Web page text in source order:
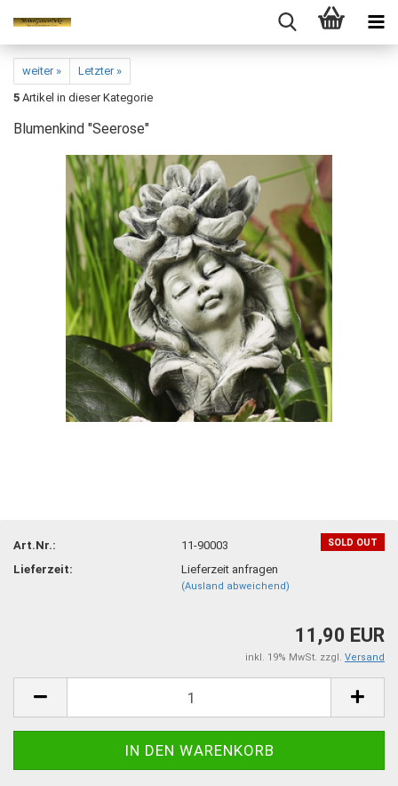
weiter »
Letzter »
5 Artikel in dieser Kategorie
Blumenkind "Seerose"
SOLD OUT
Art.Nr.:
11-90003
Lieferzeit:
Lieferzeit anfragen
(Ausland abweichend)
11,90 EUR
inkl. 19% MwSt. zzgl. Versand